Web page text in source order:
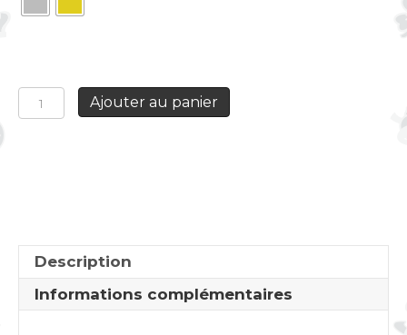
quantité
Créoles
Ajouter au panier
Description
Informations complémentaires